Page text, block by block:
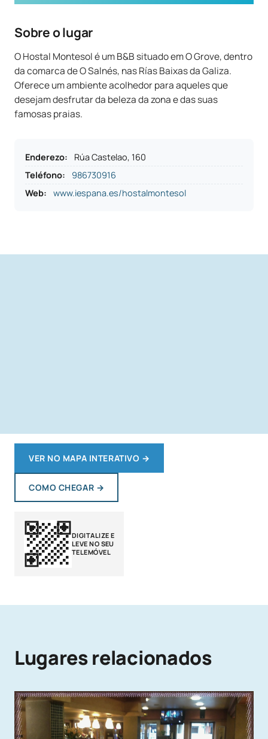
Sobre o lugar
O Hostal Montesol é um B&B situado em O Grove, dentro
da comarca de O Salnés, nas Rías Baixas da Galiza.
Oferece um ambiente acolhedor para aqueles que
desejam desfrutar da beleza da zona e das suas
famosas praias.
Enderezo:
Rúa Castelao, 160
Teléfono:
986730916
Web:
www.iespana.es/hostalmontesol
VER NO MAPA INTERATIVO →
COMO CHEGAR →
DIGITALIZE E
LEVE NO SEU
TELEMÓVEL
Lugares relacionados